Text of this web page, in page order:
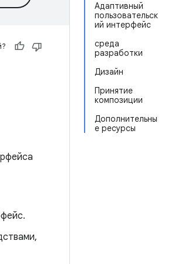
Адаптивный
пользовательск
ий интерфейс
среда
разработки
Дизайн
Принятие
композиции
Дополнительны
е ресурсы